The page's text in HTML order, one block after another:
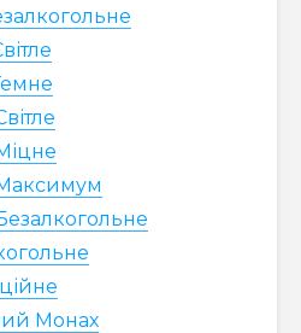
Монах